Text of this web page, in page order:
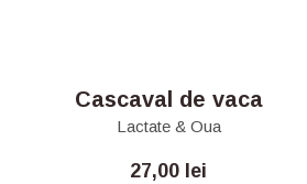
Cascaval de vaca
Lactate & Oua
27,00 lei